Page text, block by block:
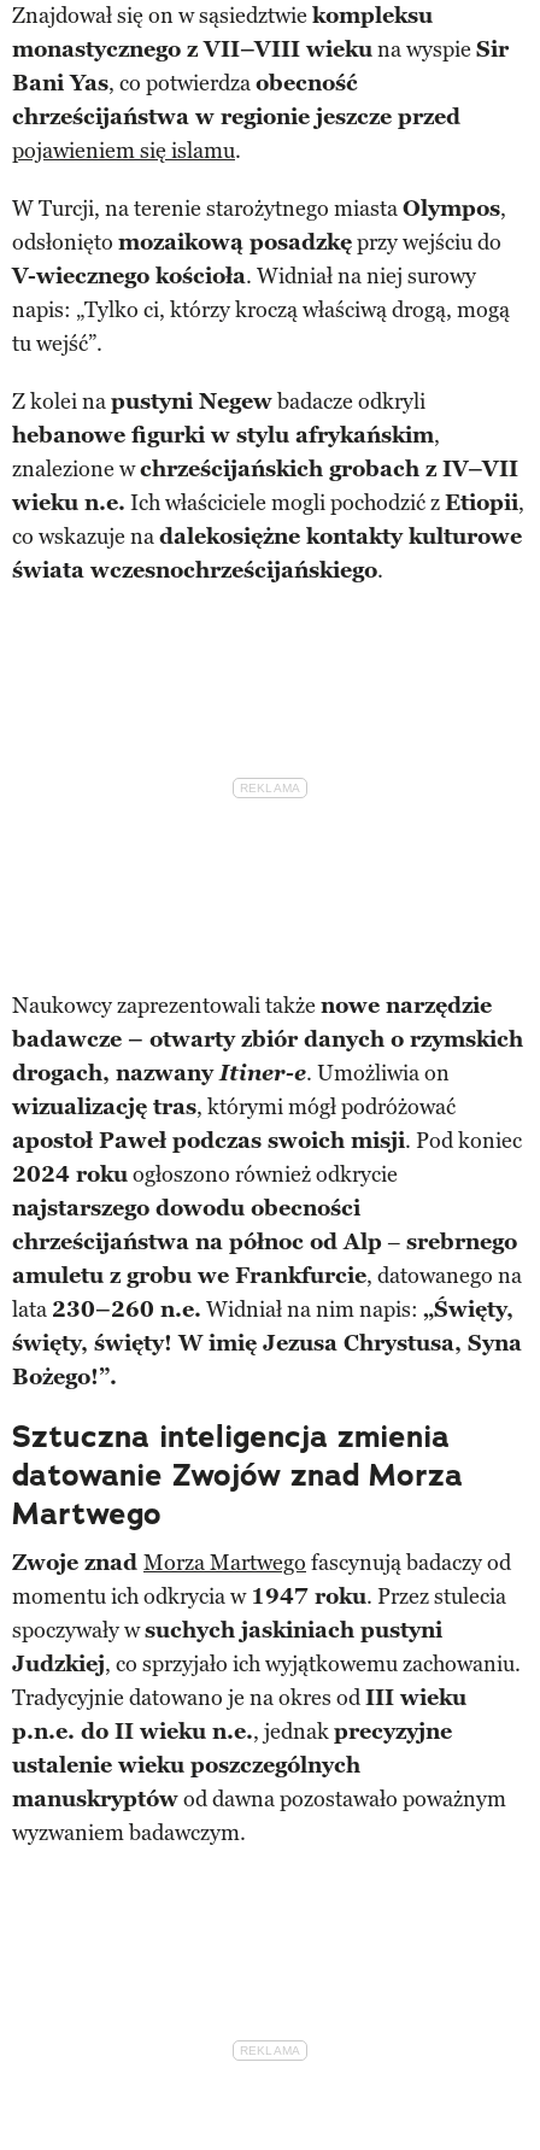
Znajdował się on w sąsiedztwie kompleksu
monastycznego z VII–VIII wiekuna wyspie Sir
Bani Yas, co potwierdzaobecność
chrześcijaństwa w regionie jeszcze przed
pojawieniem się islamu.
W Turcji, na terenie starożytnego miastaOlympos,
odsłonięto mozaikową posadzkęprzy wejściu do
V-wiecznego kościoła. Widniał na niej surowy
napis: „Tylko ci, którzy kroczą właściwą drogą, mogą
tu wejść”.
Z kolei napustyni Negewbadacze odkryli
hebanowe figurki w stylu afrykańskim,
znalezione wchrześcijańskich grobach z IV–VII
wieku n.e. Ich właściciele mogli pochodzić zEtiopii,
co wskazuje nadalekosiężne kontakty kulturowe
świata wczesnochrześcijańskiego.
Naukowcy zaprezentowali także nowe narzędzie
badawcze – otwarty zbiór danych o rzymskich
drogach, nazwanyItiner-e. Umożliwia on
wizualizację tras, którymi mógł podróżować
apostoł Paweł podczas swoich misji. Pod koniec
2024 rokuogłoszono również odkrycie
najstarszego dowodu obecności
chrześcijaństwa na północ od Alp– srebrnego
amuletu z grobu we Frankfurcie, datowanego na
lata 230–260 n.e. Widniał na nim napis: „Święty,
święty, święty! W imię Jezusa Chrystusa, Syna
Bożego!”.
Sztuczna inteligencja zmienia
datowanie Zwojów znad Morza
Martwego
Zwoje znad Morza Martwego fascynują badaczy od
momentu ich odkrycia w 1947 roku. Przez stulecia
spoczywały wsuchych jaskiniach pustyni
Judzkiej, co sprzyjało ich wyjątkowemu zachowaniu.
Tradycyjnie datowano je na okres odIII wieku
p.n.e. do II wieku n.e., jednakprecyzyjne
ustalenie wieku poszczególnych
manuskryptówod dawna pozostawało poważnym
wyzwaniem badawczym.